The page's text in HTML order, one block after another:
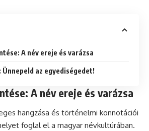
A név ereje és varázsa
Ünnepeld az egyediségedet!
A név ereje és varázsa
hangzása és történelmi konnotációi
foglal el a magyar névkultúrában.